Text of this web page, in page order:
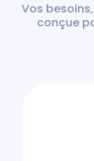
Vos
conçue